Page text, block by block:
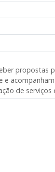
propostas
de serviços